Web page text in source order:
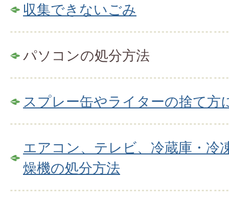
収集できないごみ
パソコンの処分方法
スプレー缶やライターの捨て方
エアコン、テレビ、冷蔵庫・冷
燥機の処分方法